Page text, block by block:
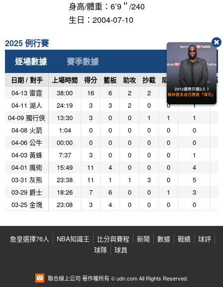
身高/體重：6’9＂/240
生日：2004-07-10
2025 例行賽
逐場數據
賽季數據
日期 / 對手 上場時間 得分 籃板 助攻 抄截 阻攻 投籃命中
投
04-13 雷霆
38:00 16 6 2 2 1
6
04-11 湖人
24:19 3 3 2 0 0
1
04-09 獨行俠
13:30 3 0 0 1 1
1
04-08 火箭
1:04 0 0 0 0 0
0
04-06 公牛
00:00 0 0 0 0 0
0
04-03 黃蜂
7:37 3 0 0 0 0
1
04-01 魔術
15:49 11 4 0 0 0
4
03-31 灰熊
23:38 11 1 1 3 0
5
03-29 爵士
18:26 7 6 0 0 1
3
03-25 金塊
23:08 3 4 0 0 0 0
詹皇選擇76人 NBA知識王 比分與賽程 新聞 數據 戰績
球評
球隊
球員
聯合線上公司 著作權所有 © udn.com All Rights Reserved.